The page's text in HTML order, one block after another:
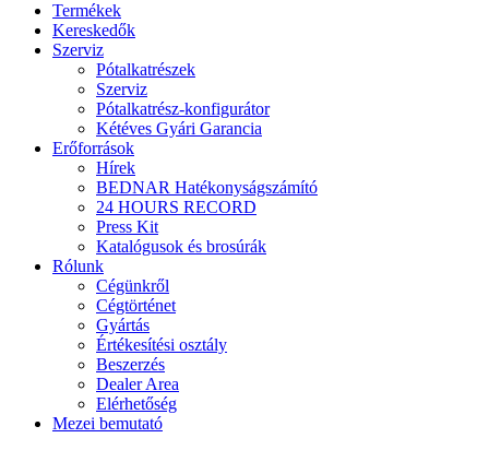
Termékek
Kereskedők
Szerviz
Pótalkatrészek
Szerviz
Pótalkatrész-konfigurátor
Kétéves Gyári Garancia
Erőforrások
Hírek
BEDNAR Hatékonyságszámító
24 HOURS RECORD
Press Kit
Katalógusok és brosúrák
Rólunk
Cégünkről
Cégtörténet
Gyártás
Értékesítési osztály
Beszerzés
Dealer Area
Elérhetőség
Mezei bemutató